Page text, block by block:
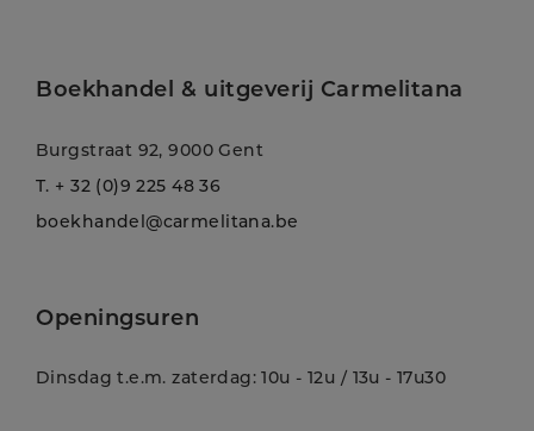
Boekhandel & uitgeverij Carmelitana
Burgstraat 92, 9000 Gent
T. + 32 (0)9 225 48 36
boekhandel@carmelitana.be
Openingsuren
Dinsdag t.e.m. zaterdag: 10u - 12u / 13u - 17u30